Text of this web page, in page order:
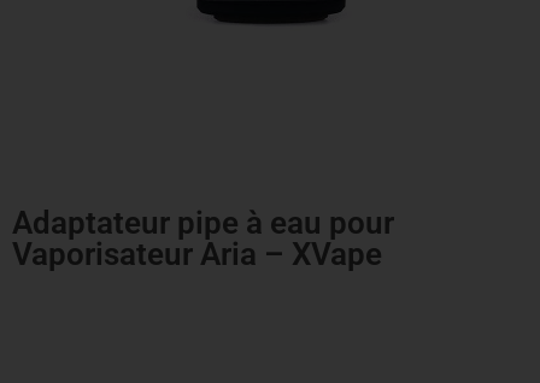
Adaptateur pipe à eau pour
Vaporisateur Aria – XVape